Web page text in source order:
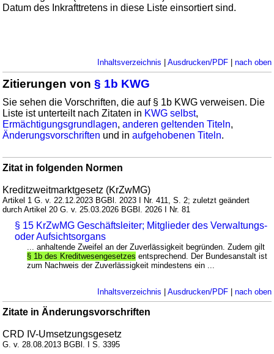
Datum des Inkrafttretens in diese Liste einsortiert sind.
Inhaltsverzeichnis | Ausdrucken/PDF| nach oben
Zitierungen von§ 1b KWG
Sie sehen die Vorschriften, die auf § 1b KWG verweisen. Die
Liste ist unterteilt nach Zitaten in KWG selbst,
Ermächtigungsgrundlagen,anderen geltenden Titeln,
Änderungsvorschriften und inaufgehobenen Titeln.
Zitat in folgenden Normen
Kreditzweitmarktgesetz (KrZwMG)
Artikel 1 G. v. 22.12.2023 BGBl. 2023 I Nr. 411, S. 2; zuletzt geändert
durch Artikel 20 G. v. 25.03.2026 BGBl. 2026 I Nr. 81
§ 15 KrZwMG Geschäftsleiter; Mitglieder des Verwaltungs-
oder Aufsichtsorgans
... anhaltende Zweifel an der Zuverlässigkeit begründen. Zudem gilt
§ 1b des Kreditwesengesetzes entsprechend. Der Bundesanstalt ist
zum Nachweis der Zuverlässigkeit mindestens ein ...
Inhaltsverzeichnis | Ausdrucken/PDF| nach oben
Zitate in Änderungsvorschriften
CRD IV-Umsetzungsgesetz
G. v. 28.08.2013 BGBl. I S. 3395